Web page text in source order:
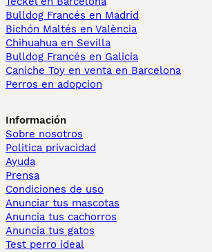
Bulldog Francés en Madrid
Bichón Maltés en València
Chihuahua en Sevilla
Bulldog Francés en Galicia
Caniche Toy en venta en Barcelona
Perros en adopcion
Información
Sobre nosotros
Politica privacidad
Ayuda
Prensa
Condiciones de uso
Anunciar tus mascotas
Anuncia tus cachorros
Anuncia tus gatos
Test perro ideal